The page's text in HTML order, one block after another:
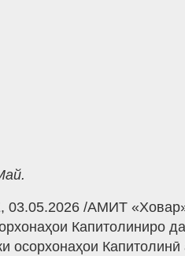
/АМИТ «Ховар»/
Капитолиниро
осорхонаҳои